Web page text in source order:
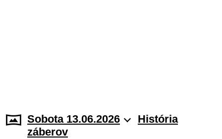
Sobota 13.06.2026
História
záberov